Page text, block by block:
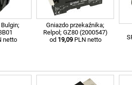
netto
Gniazdo przekaźnika;
Relpol; GZ80 (2000547)
od 19,09PLN netto